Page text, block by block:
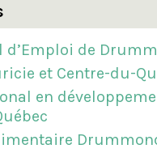
d’Emploi de
et Centre-du-
en